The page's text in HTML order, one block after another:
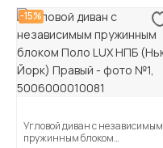
-15%
Угловой диван с независимым
пружинным блоком